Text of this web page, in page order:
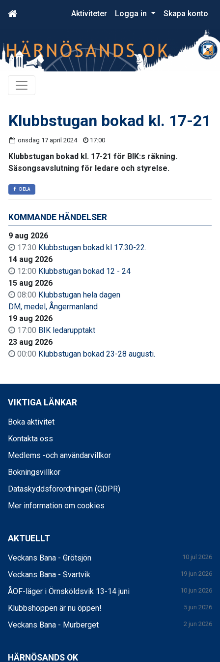
Aktiviteter Logga in Skapa konto
KOMMANDE HÄNDELSER
9 aug 2026
17:30 Klubbstugan bokad kl 17.30-22.
14 aug 2026
12:00 Klubbstugan bokad 12 - 24
15 aug 2026
08:00 Klubbstugan hela dagen
DM, medel, Ångermanland
19 aug 2026
17:00 BIK ledarupptakt
23 aug 2026
00:00 Klubbstugan bokad 23-28 augusti.
Klubbstugan bokad kl. 17-21
onsdag 17 april 2024 17:00
Klubbstugan bokad kl. 17-21 för BIK:s räkning.
Säsongsavslutning för ledare och styrelse.
DELA
VIKTIGA LÄNKAR
Boka aktivitet
Kontakta oss
Medlems -och användarvillkor
Bokningsvillkor
Dataskyddsförordningen (GDPR)
Mer information om cookies
AKTUELLT
Veckans Bana - Grötsjön 10 jul 2026
Veckans Bana - Svartvik 19 jun 2026
ÅOF-läger i Örnsköldsvik 13-14 juni 10 jun 2026
Klubbshoppen är nu öppen! 5 jun 2026
Veckans Bana - Murberget 2 jun 2026
HÄRNÖSANDS OK